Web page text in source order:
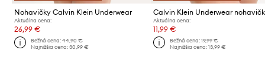
Nohavičky Calvin Klein Underwear
Aktuálna cena:
26,99 €
Bežná cena:44,90 €
Najnižšia cena:30,99 €
Aktuálna cena:
11,99 €
Bežná cena: 19,99 €
Najnižšia cena: 13,99 €